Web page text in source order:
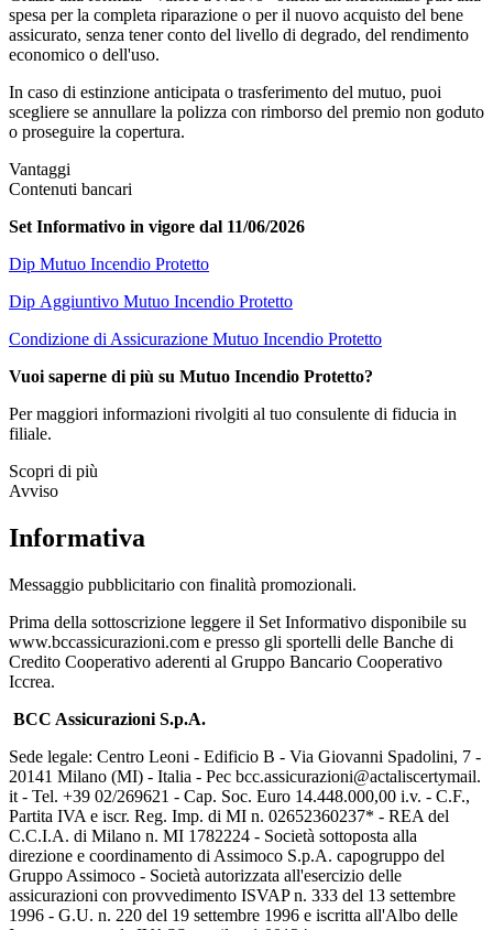
spesa per la completa riparazione o per il nuovo acquisto del bene
assicurato, senza tener conto del livello di degrado, del rendimento
economico o dell'uso.
In caso di estinzione anticipata o trasferimento del mutuo, puoi
scegliere se annullare la polizza con rimborso del premio non goduto
o proseguire la copertura.
Vantaggi
Contenuti bancari
Set Informativo in vigore dal 11/06/2026
Dip Mutuo Incendio Protetto
Dip Aggiuntivo Mutuo Incendio Protetto
Condizione di Assicurazione Mutuo Incendio Protetto
Vuoi saperne di più su Mutuo Incendio Protetto?
Per maggiori informazioni rivolgiti al tuo consulente di fiducia in
filiale.
Scopri di più
Avviso
Informativa
Messaggio pubblicitario con finalità promozionali.
Prima della sottoscrizione leggere il Set Informativo disponibile su
www.bccassicurazioni.com e presso gli sportelli delle Banche di
Credito Cooperativo aderenti al Gruppo Bancario Cooperativo
Iccrea.
BCC Assicurazioni S.p.A.
Sede legale: Centro Leoni - Edificio B - Via Giovanni Spadolini, 7 -
20141 Milano (MI) - Italia - Pec bcc.assicurazioni@actaliscertymail.
it - Tel. +39 02/269621 - Cap. Soc. Euro 14.448.000,00 i.v. - C.F.,
Partita IVA e iscr. Reg. Imp. di MI n. 02652360237* - REA del
C.C.I.A. di Milano n. MI 1782224 - Società sottoposta alla
direzione e coordinamento di Assimoco S.p.A. capogruppo del
Gruppo Assimoco - Società autorizzata all'esercizio delle
assicurazioni con provvedimento ISVAP n. 333 del 13 settembre
1996 - G.U. n. 220 del 19 settembre 1996 e iscritta all'Albo delle